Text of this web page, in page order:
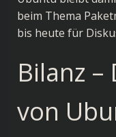
beim Thema
bis heute für
Bilanz
von